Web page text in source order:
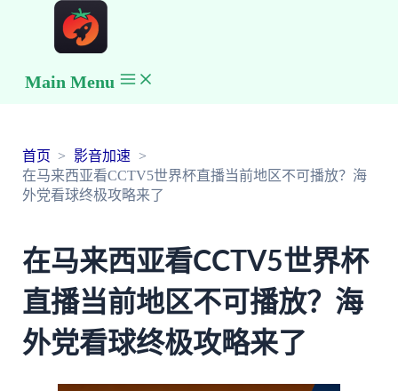
Main Menu
首页
影音加速
在马来西亚看CCTV5世界杯直播当前地区不可播放？海
外党看球终极攻略来了
在马来西亚看CCTV5世界杯
直播当前地区不可播放？海
外党看球终极攻略来了